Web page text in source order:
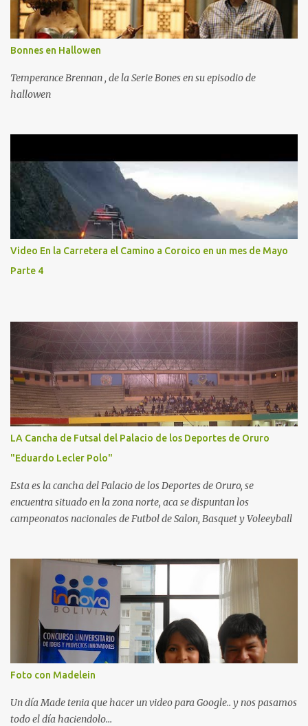
Bonnes en Hallowen
Temperance Brennan , de la Serie Bones en su episodio de
hallowen
Video En la Carretera el Camino a Coroico en un mes de Mayo
Parte 4
LA Cancha de Futsal del Palacio de los Deportes de Oruro
"Eduardo Lecler Polo"
Esta es la cancha del Palacio de los Deportes de Oruro, se
encuentra situado en la zona norte, aca se dispuntan los
campeonatos nacionales de Futbol de Salon, Basquet y Voleeyball
Foto con Madelein
Un día Made tenia que hacer un video para Google.. y nos pasamos
todo el día haciendolo...